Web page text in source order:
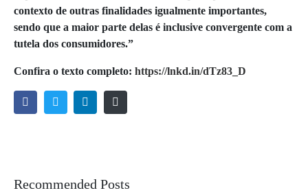
contexto de outras finalidades igualmente importantes,
sendo que a maior parte delas é inclusive convergente com a
tutela dos consumidores.”
Confira o texto completo: https://lnkd.in/dTz83_D
Recommended Posts